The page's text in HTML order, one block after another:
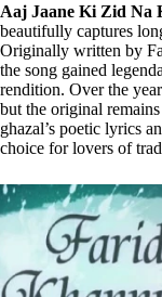
Aaj Jaane Ki Zid Na
beautifully captures
Originally written by
the song gained
rendition. Over the
but the original
ghazal’s poetic lyrics
choice for lovers of